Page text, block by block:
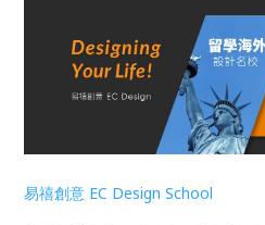
易禧創意 EC Design School